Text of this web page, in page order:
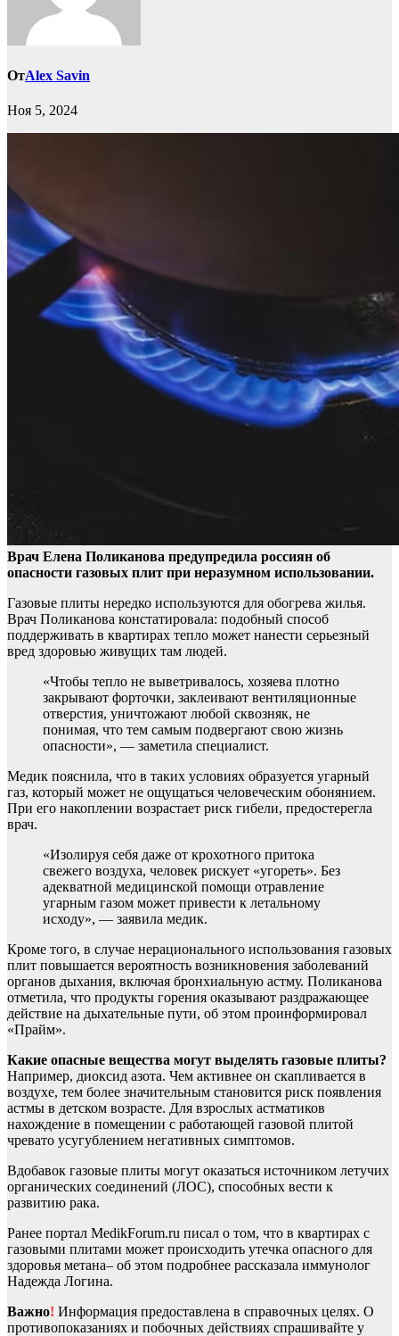
ОтAlex Savin
Ноя 5, 2024
Врач Елена Поликанова предупредила россиян об
опасности газовых плит при неразумном использовании.
Газовые плиты нередко используются для обогрева жилья.
Врач Поликанова констатировала: подобный способ
поддерживать в квартирах тепло может нанести серьезный
вред здоровью живущих там людей.
«Чтобы тепло не выветривалось, хозяева плотно
закрывают форточки, заклеивают вентиляционные
отверстия, уничтожают любой сквозняк, не
понимая, что тем самым подвергают свою жизнь
опасности», — заметила специалист.
Медик пояснила, что в таких условиях образуется угарный
газ, который может не ощущаться человеческим обонянием.
При его накоплении возрастает риск гибели, предостерегла
врач.
«Изолируя себя даже от крохотного притока
свежего воздуха, человек рискует «угореть». Без
адекватной медицинской помощи отравление
угарным газом может привести к летальному
исходу», — заявила медик.
Кроме того, в случае нерационального использования газовых
плит повышается вероятность возникновения заболеваний
органов дыхания, включая бронхиальную астму. Поликанова
отметила, что продукты горения оказывают раздражающее
действие на дыхательные пути, об этом проинформировал
«Прайм».
Какие опасные вещества могут выделять газовые плиты?
Например, диоксид азота. Чем активнее он скапливается в
воздухе, тем более значительным становится риск появления
астмы в детском возрасте. Для взрослых астматиков
нахождение в помещении с работающей газовой плитой
чревато усугублением негативных симптомов.
Вдобавок газовые плиты могут оказаться источником летучих
органических соединений (ЛОС), способных вести к
развитию рака.
Ранее портал MedikForum.ru писал о том, что в квартирах с
газовыми плитами может происходить утечка опасного для
здоровья метана– об этом подробнее рассказала иммунолог
Надежда Логина.
Важно! Информация предоставлена в справочных целях. О
противопоказаниях и побочных действиях спрашивайте у